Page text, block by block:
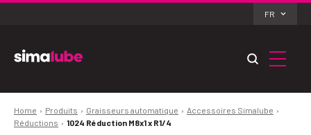
FR
Home Produits Graisseurs automatique
Accessoires Simalube
Réductions
1024 Réduction M8x1 x R1/4